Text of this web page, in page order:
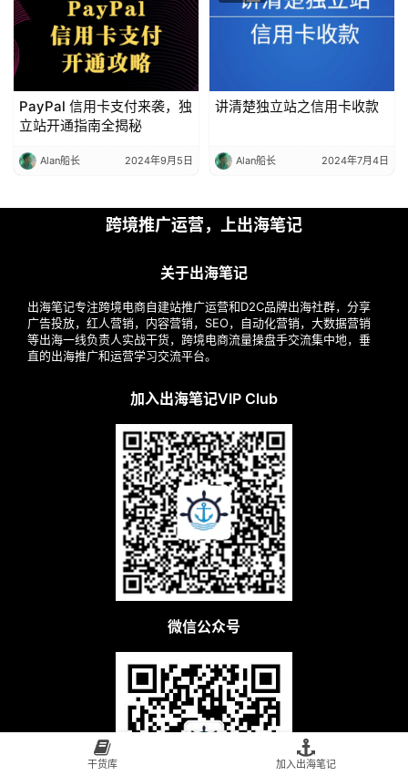
PayPal 信用卡支付来袭，独
立站开通指南全揭秘
Alan船长 2024年9月5日
讲清楚独立站之信用卡收款
Alan船长 2024年7月4日
跨境推广运营，上出海笔记
关于出海笔记
出海笔记专注跨境电商自建站推广运营和D2C品牌出海社群，分享
广告投放，红人营销，内容营销，SEO，自动化营销，大数据营销
等出海一线负责人实战干货，跨境电商流量操盘手交流集中地，垂
直的出海推广和运营学习交流平台。
加入出海笔记VIP Club
微信公众号
干货库 加入出海笔记